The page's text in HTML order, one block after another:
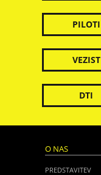
PILOTI
VEZIST
DTI
O NAS
PREDSTAVITEV